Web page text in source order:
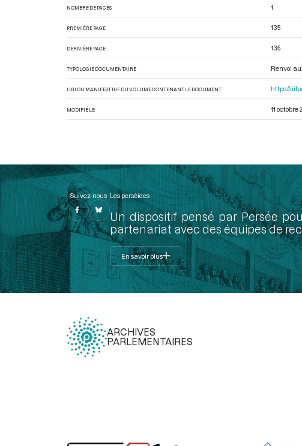
NOMBRE DE PAGES 1
PREMIÈRE PAGE 135
DERNIÈRE PAGE 135
TYPOLOGIE DOCUMENTAIRE Renvoi
URI DU MANIFEST IIIF DU VOLUME CONTENANT LE DOCUMENT https://
MODIFIÉ LE 11 octobre
Suivez-nous Les perséides
Un dispositif pensé par Persée
partenariat avec des équipes de
En savoir plus
ARCHIVES
PARLEMENTAIRES